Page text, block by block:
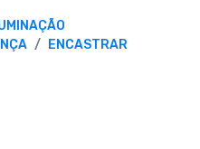
ENCASTRAR